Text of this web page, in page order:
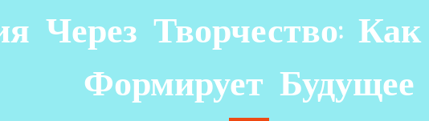
Через Творчество:
Формирует Будущее